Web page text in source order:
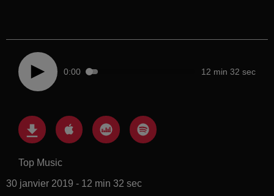
0:00 12 min 32 sec
Top Music
30 janvier 2019 - 12 min 32 sec